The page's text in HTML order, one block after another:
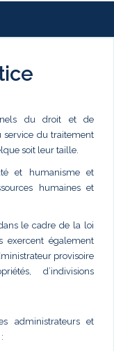
du droit et de
service du traitement
soit leur taille.
et humanisme et
humaines et
le cadre de la loi
exercent également
provisoire
d’indivisions
administrateurs et